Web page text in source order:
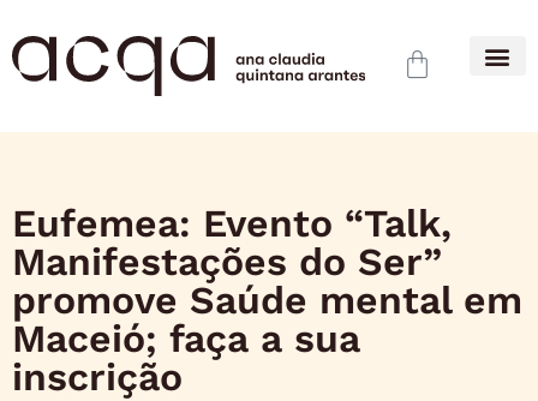
Eufemea: Evento “Talk,
Manifestações do Ser”
promove Saúde mental em
Maceió; faça a sua
inscrição